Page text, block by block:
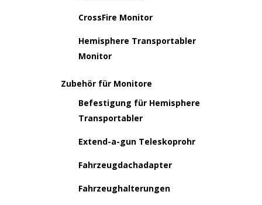
CrossFire Monitor
Hemisphere Transportabler
Monitor
Zubehör für Monitore
Befestigung für Hemisphere
Transportabler
Extend-a-gun Teleskoprohr
Fahrzeugdachadapter
Fahrzeughalterungen